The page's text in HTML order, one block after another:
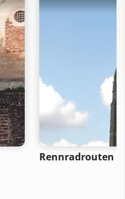
Rennradrouten